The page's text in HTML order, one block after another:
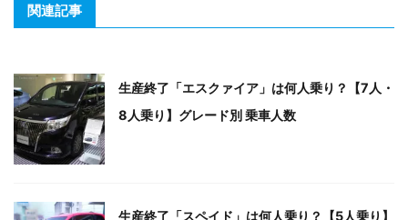
関連記事
生産終了「エスクァイア」は何人乗り？【7人・
8人乗り】グレード別 乗車人数
生産終了「スペイド」は何人乗り？【5人乗り】